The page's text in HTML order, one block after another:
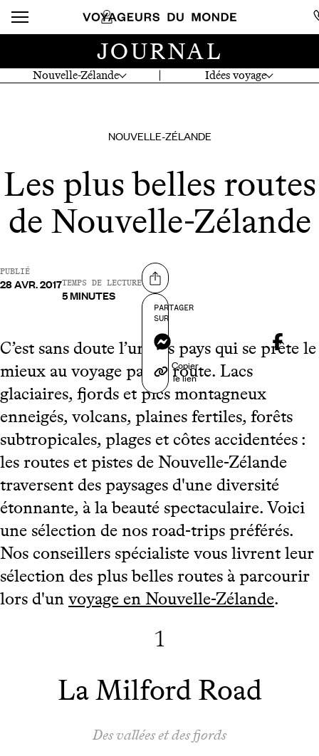
Nouvelle-Zélande Idées voyage
JOURNAL
NOUVELLE-ZÉLANDE
Les plus belles routes
de Nouvelle-Zélande
PUBLIÉ
28 AVR. 2017TEMPS DE LECTURE
5 MINUTES
Partager sur
PARTAGER
SUR
Messenger
Copier
le lien
C’est sans doute l’un des pays qui se prête le
mieux au voyage par la route. Lacs
glaciaires, fjords et pics montagneux
enneigés, volcans, plaines fertiles, forêts
subtropicales, plages et côtes accidentées :
les routes et pistes de Nouvelle-Zélande
traversent des paysages d'une diversité
étonnante, à la beauté spectaculaire. Voici
une sélection de nos road-trips préférés.
Nos conseillers spécialiste vous livrent leur
sélection des plus belles routes à parcourir
lors d'un voyage en Nouvelle-Zélande.
1
La Milford Road
Des vallées et des fjords